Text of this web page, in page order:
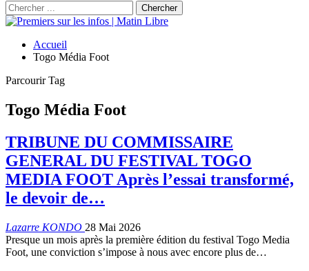
Accueil
Togo Média Foot
Parcourir Tag
Togo Média Foot
TRIBUNE DU COMMISSAIRE
GENERAL DU FESTIVAL TOGO
MEDIA FOOT Après l’essai transformé,
le devoir de…
Lazarre KONDO 28 Mai 2026
Presque un mois après la première édition du festival Togo Media
Foot, une conviction s’impose à nous avec encore plus de…